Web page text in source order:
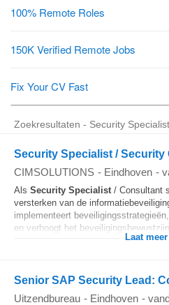
Zoekresultaten - Security
Security Specialist / Security
CIMSOLUTIONS - Eindhoven -
Als Security Specialist/ Consultant
versterken van de
implementeert
en verhoogt het beveiligingsbewustzijn
Laat
Senior SAP Security Lead:
Uitzendbureau - Eindhoven -